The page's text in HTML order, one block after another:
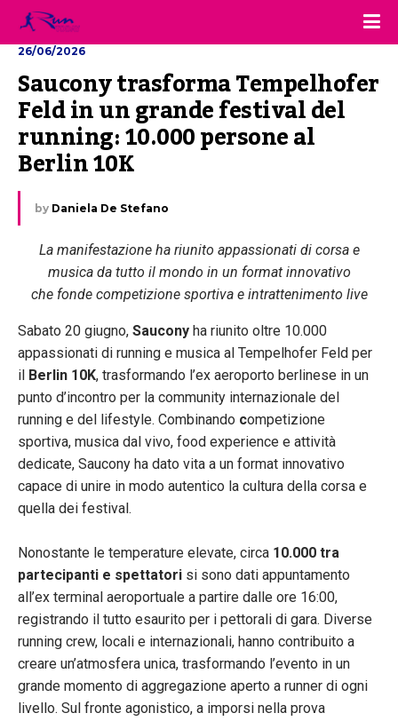
26/06/2026
Saucony trasforma Tempelhofer
Feld in un grande festival del
running: 10.000 persone al
Berlin 10K
by Daniela De Stefano
La manifestazione ha riunito appassionati di corsa e
musica da tutto il mondo in un format innovativo
che fonde competizione sportiva e intrattenimento live
Sabato 20 giugno, Saucony ha riunito oltre 10.000
appassionati di running e musica al Tempelhofer Feld per
il Berlin 10K, trasformando l’ex aeroporto berlinese in un
punto d’incontro per la community internazionale del
running e del lifestyle. Combinando competizione
sportiva, musica dal vivo, food experience e attività
dedicate, Saucony ha dato vita a un format innovativo
capace di unire in modo autentico la cultura della corsa e
quella dei festival.
Nonostante le temperature elevate, circa 10.000 tra
partecipanti e spettatori si sono dati appuntamento
all’ex terminal aeroportuale a partire dalle ore 16:00,
registrando il tutto esaurito per i pettorali di gara. Diverse
running crew, locali e internazionali, hanno contribuito a
creare un’atmosfera unica, trasformando l’evento in un
grande momento di aggregazione aperto a runner di ogni
livello. Sul fronte agonistico, a imporsi nella prova